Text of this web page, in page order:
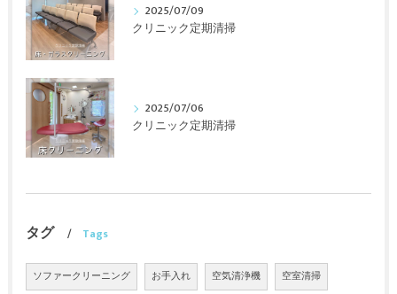
2025/07/09
クリニック定期清掃
2025/07/06
クリニック定期清掃
タグ Tags
ソファークリーニング お手入れ 空気清浄機 空室清掃